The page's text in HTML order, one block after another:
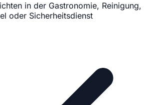
in der Gastronomie, Reinigung,
oder Sicherheitsdienst